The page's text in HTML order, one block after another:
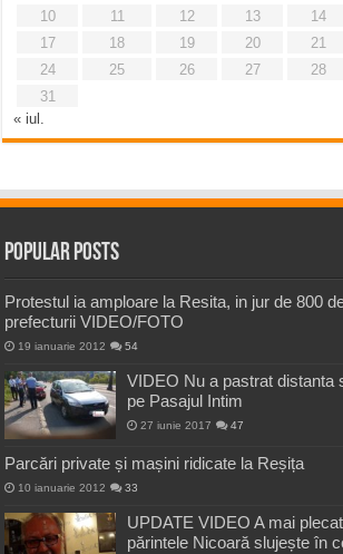
10
11 12 13 14
17
18 19 20 21
24
25 26 27 28
31
« iul.
Popular Posts
Protestul ia amploare la Resita, in jur de 800
prefecturii VIDEO/FOTO
19 ianuarie 2012 54
VIDEO Nu a pastrat distanta
pe Pasajul Intim
27 iunie 2017 47
Parcări private și mașini ridicate la Reșița
10 ianuarie 2012 33
UPDATE VIDEO A mai
părintele Nicoară slujește în